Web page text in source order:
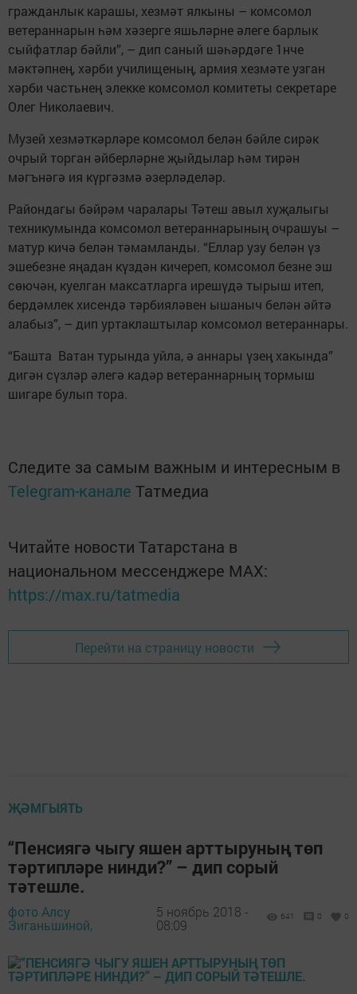
гражданлык карашы, хезмәт ялкыны – комсомол
ветераннарын һәм хәзерге яшьләрне әлеге барлык
сыйфатлар бәйли”, – дип саный шәһәрдәге 1нче
мәктәпнең, хәрби училищеның, армия хезмәте узган
хәрби частьнең элекке комсомол комитеты сек­ретаре
Олег Николаевич.
Музей хезмәткәрләре комсомол белән бәйле сирәк
очрый торган әйберләрне җыйдылар һәм тирән
мәгънәгә ия күргәзмә әзерләделәр.
Райондагы бәйрәм чаралары Тәтеш авыл хуҗалыгы
техникумын­да комсомол ветераннарының очрашуы –
матур кичә белән тә­мамланды. “Еллар узу белән үз
эшебезне яңадан күздән кичереп, комсомол безне эш
сөючән, куелган максатларга ирешүдә тырыш итеп,
бердәмлек хисендә тәрбияләвен ышаныч белән әйтә
алабыз”, – дип уртак­лаштылар комсомол ветераннары.
“Башта Ватан турында уйла, ә аннары үзең хакында”
дигән сүзләр әлегә кадәр ветераннарның тормыш
шигаре булып тора.
Следите за самым важным и интересным в
Telegram-канале Татмедиа
Читайте новости Татарстана в
национальном мессенджере MАХ:
https://max.ru/tatmedia
Перейти на страницу новости
ҖӘМГЫЯТЬ
“Пенсиягә чыгу яшен арттыруның төп
тәртипләре ­нинди?” – дип сорый
тәтешле.
фото Алсу
Зиганьшиной,
5 ноябрь 2018 -
08:09
641 0 0